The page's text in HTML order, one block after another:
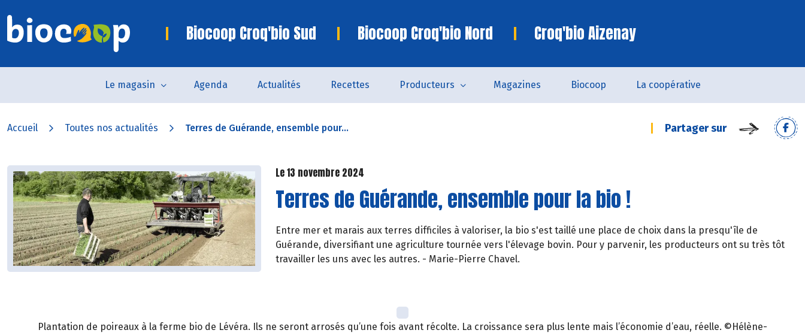
Biocoop Croq'bio Sud Biocoop Croq'bio Nord Croq'bio Aizenay
Le magasin Agenda Actualités Recettes Producteurs Magazines Biocoop La coopérative
Accueil Toutes nos actualités Terres de Guérande, ensemble pour... Partager sur
Le 13 novembre 2024
Terres de Guérande, ensemble pour la bio !
Entre mer et marais aux terres difficiles à valoriser, la bio s'est taillé une place de choix dans la presqu'île de
Guérande, diversifiant une agriculture tournée vers l'élevage bovin. Pour y parvenir, les producteurs ont su très tôt
travailler les uns avec les autres. - Marie-Pierre Chavel.
Plantation de poireaux à la ferme bio de Lévéra. Ils ne seront arrosés qu’une fois avant récolte. La croissance sera plus lente mais l’économie d’eau, réelle. ©Hélène-